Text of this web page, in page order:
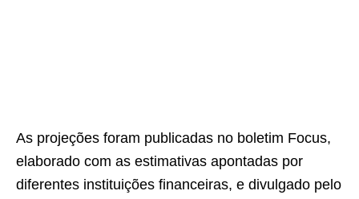
As projeções foram publicadas no boletim Focus,
elaborado com as estimativas apontadas por
diferentes instituições financeiras, e divulgado pelo